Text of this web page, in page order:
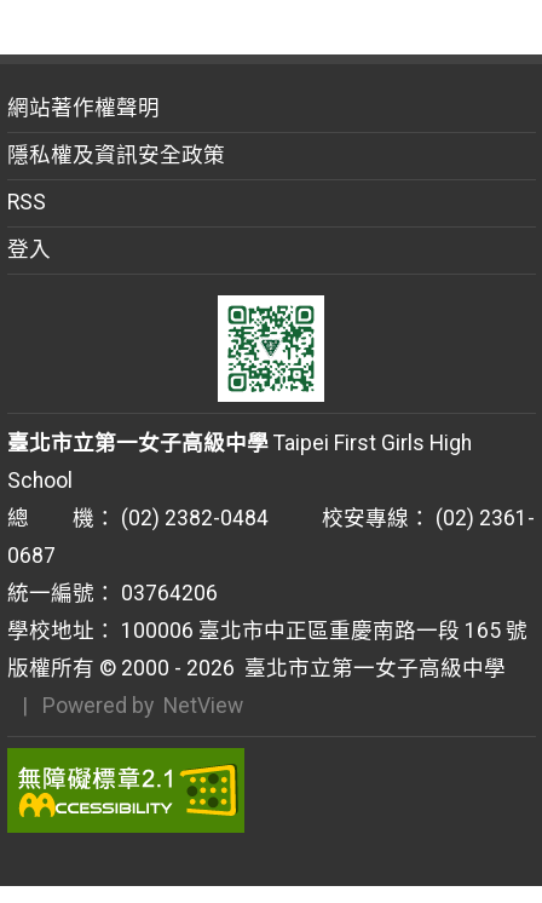
網站著作權聲明
隱私權及資訊安全政策
RSS
登入
臺北市立第一女子高級中學Taipei First Girls High
School
總 機： (02) 2382-0484 校安專線： (02) 2361-
0687
統一編號： 03764206
學校地址： 100006 臺北市中正區重慶南路一段 165 號
版權所有 © 2000 - 2026 臺北市立第一女子高級中學
| Powered by NetView